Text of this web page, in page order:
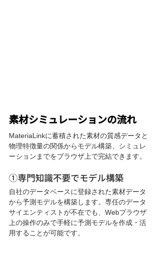
素材シミュレーションの流れ
MateriaLinkに蓄積された素材の質感データと
物理特徴量の関係からモデル構築、シミュレ
ーションまでをブラウザ上で完結できます。
①専門知識不要でモデル構築
自社のデータベースに登録された素材データ
から予測モデルを構築します。専任のデータ
サイエンティストが不在でも、Webブラウザ
上の操作のみで手軽に予測モデルを作成・活
用することが可能です。